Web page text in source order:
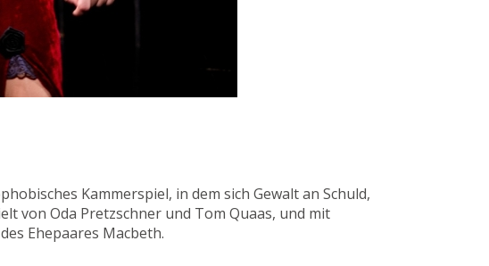
Kammerspiel, in dem sich Gewalt an Schuld,
von Oda Pretzschner und Tom Quaas, und mit
Ehepaares Macbeth.